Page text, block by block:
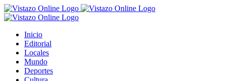
Saltar
al
Inicio
Editorial
Locales
Mundo
Deportes